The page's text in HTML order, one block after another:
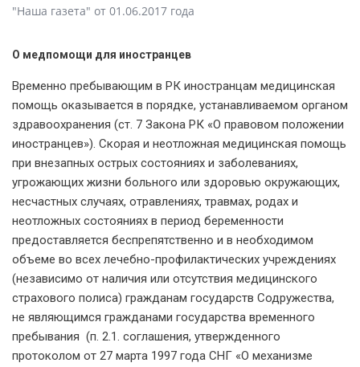
"Наша газета" от 01.06.2017 года
О медпомощи для иностранцев
Временно пребывающим в РК иностранцам медицинская
помощь оказывается в порядке, устанавливаемом органом
здравоохранения (ст. 7 Закона РК «О правовом положении
иностранцев»). Скорая и неотложная медицинская помощь
при внезапных острых состояниях и заболеваниях,
угрожающих жизни больного или здоровью окружающих,
несчастных случаях, отравлениях, травмах, родах и
неотложных состояниях в период беременности
предоставляется беспрепятственно и в необходимом
объеме во всех лечебно-профилактических учреждениях
(независимо от наличия или отсутствия медицинского
страхового полиса) гражданам государств Содружества,
не являющимся гражданами государства временного
пребывания (п. 2.1. соглашения, утвержденного
протоколом от 27 марта 1997 года СНГ «О механизме